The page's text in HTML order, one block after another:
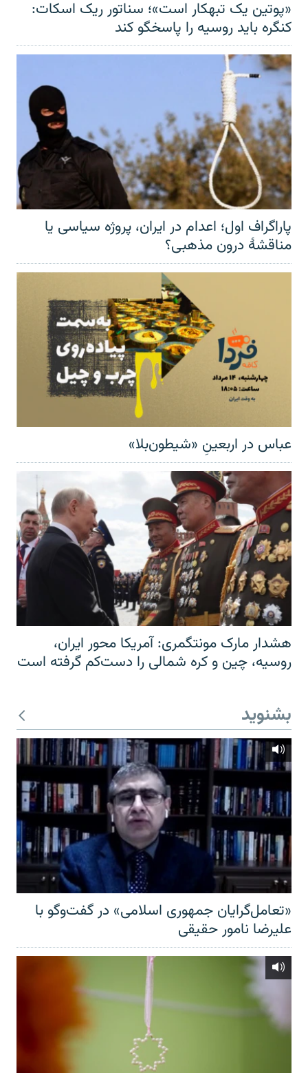
«پوتین یک تبهکار است»؛ سناتور ریک اسکات:
کنگره باید روسیه را پاسخگو کند
پاراگراف اول؛ اعدام در ایران، پروژه سیاسی یا
مناقشهٔ درون مذهبی؟
عباس در اربعینِ «شیطون‌بلا»
هشدار مارک مونتگمری: آمریکا محور ایران،
روسیه، چین و کره شمالی را دست‌کم گرفته است
بشنوید
«تعامل‌گرایان جمهوری اسلامی» در گفت‌وگو با
علیرضا نامور حقیقی